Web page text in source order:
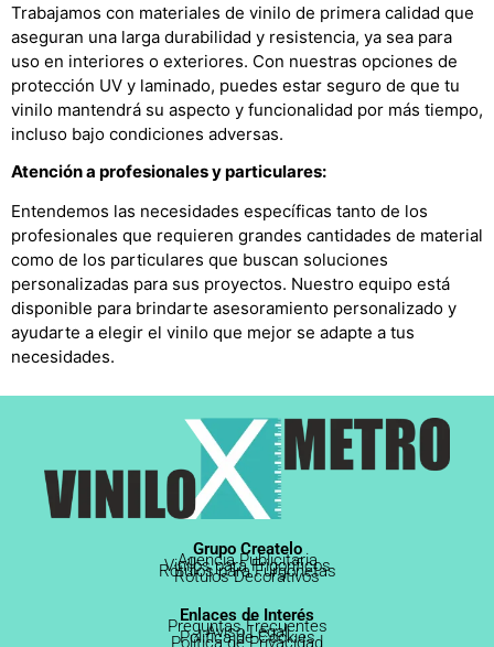
Trabajamos con materiales de vinilo de primera calidad que
aseguran una larga durabilidad y resistencia, ya sea para
uso en interiores o exteriores. Con nuestras opciones de
protección UV y laminado, puedes estar seguro de que tu
vinilo mantendrá su aspecto y funcionalidad por más tiempo,
incluso bajo condiciones adversas.
Atención a profesionales y particulares:
Entendemos las necesidades específicas tanto de los
profesionales que requieren grandes cantidades de material
como de los particulares que buscan soluciones
personalizadas para sus proyectos. Nuestro equipo está
disponible para brindarte asesoramiento personalizado y
ayudarte a elegir el vinilo que mejor se adapte a tus
necesidades.
Grupo Createlo
Agencia Publicitaria
Vinilos para Frigoríficos
Rótulos para Furgonetas
Rótulos Decorativos
Enlaces de Interés
Preguntas Frecuentes
Aviso Legal
Política de Cookies
Política de Privacidad